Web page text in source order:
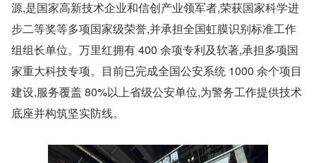
源,是国家高新技术企业和信创产业领军者,荣获国家科学进
步二等奖等多项国家级荣誉,并承担全国虹膜识别标准工作
组组长单位。万里红拥有 400 余项专利及软著,承担多项国
家重大科技专项。目前已完成全国公安系统 1000 余个项目
建设,服务覆盖 80%以上省级公安单位,为警务工作提供技术
底座并构筑坚实防线。